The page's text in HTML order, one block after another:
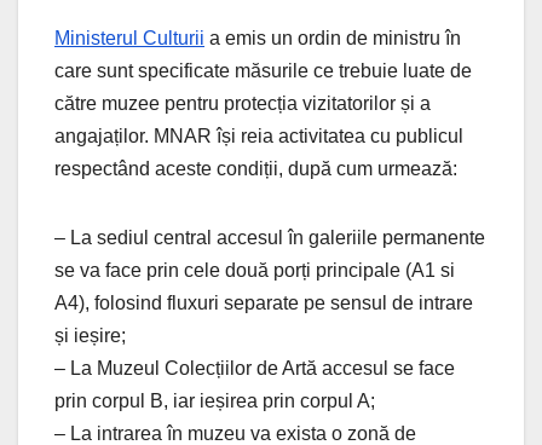
Ministerul Culturii a emis un ordin de ministru în
care sunt specificate măsurile ce trebuie luate de
către muzee pentru protecția vizitatorilor și a
angajaților. MNAR își reia activitatea cu publicul
respectând aceste condiții, după cum urmează:
– La sediul central accesul în galeriile permanente
se va face prin cele două porți principale (A1 si
A4), folosind fluxuri separate pe sensul de intrare
și ieșire;
– La Muzeul Colecțiilor de Artă accesul se face
prin corpul B, iar ieșirea prin corpul A;
– La intrarea în muzeu va exista o zonă de